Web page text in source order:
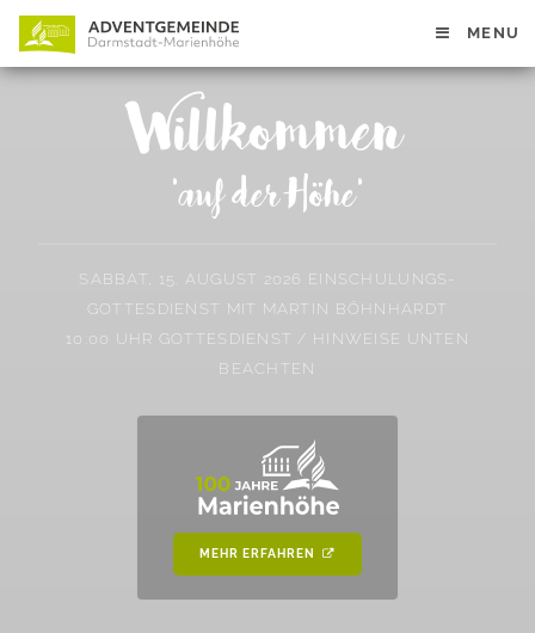
MENU
Willkommen
'auf der Höhe'
SABBAT, 15. AUGUST 2026 EINSCHULUNGS-
GOTTESDIENST MIT MARTIN BÖHNHARDT
10:00 UHR GOTTESDIENST / HINWEISE UNTEN
BEACHTEN
MEHR ERFAHREN